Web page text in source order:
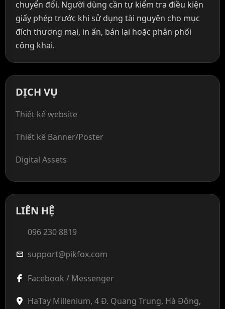
chuyển đổi. Người dùng cần tự kiểm tra điều kiện
giấy phép trước khi sử dụng tài nguyên cho mục
đích thương mại, in ấn, bán lại hoặc phân phối
công khai.
DỊCH VỤ
Thiết kế website
Thiết kế Banner/Poster
Digital Assets
LIÊN HỆ
096 230 8819
mail support@pikfox.com
Facebook / Messenger
HaTay Millenium, 4 Đ. Quang Trung, Hà Đông,